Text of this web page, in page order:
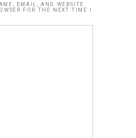
EMAIL, AND WEBSITE
FOR THE NEXT TIME I